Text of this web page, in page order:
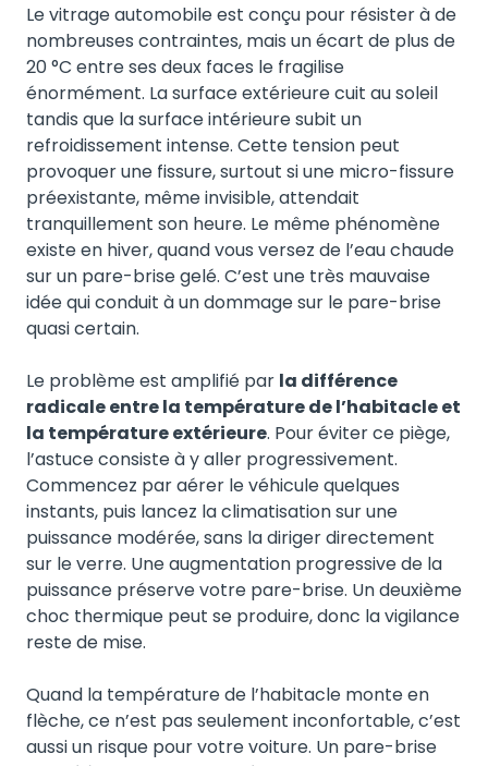
Le vitrage automobile est conçu pour résister à de
nombreuses contraintes, mais un écart de plus de
20 °C entre ses deux faces le fragilise
énormément. La surface extérieure cuit au soleil
tandis que la surface intérieure subit un
refroidissement intense. Cette tension peut
provoquer une fissure, surtout si une micro-fissure
préexistante, même invisible, attendait
tranquillement son heure. Le même phénomène
existe en hiver, quand vous versez de l’eau chaude
sur un pare-brise gelé. C’est une très mauvaise
idée qui conduit à un dommage sur le pare-brise
quasi certain.
Le problème est amplifié par la différence
radicale entre la température de l’habitacle et
la température extérieure. Pour éviter ce piège,
l’astuce consiste à y aller progressivement.
Commencez par aérer le véhicule quelques
instants, puis lancez la climatisation sur une
puissance modérée, sans la diriger directement
sur le verre. Une augmentation progressive de la
puissance préserve votre pare-brise. Un deuxième
choc thermique peut se produire, donc la vigilance
reste de mise.
Quand la température de l’habitacle monte en
flèche, ce n’est pas seulement inconfortable, c’est
aussi un risque pour votre voiture. Un pare-brise